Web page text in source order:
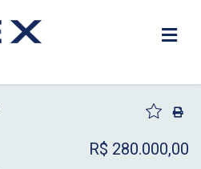
R$ 280.000,00